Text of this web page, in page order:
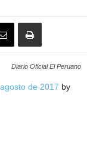
Diario Oficial El Peruano
de 2017 by